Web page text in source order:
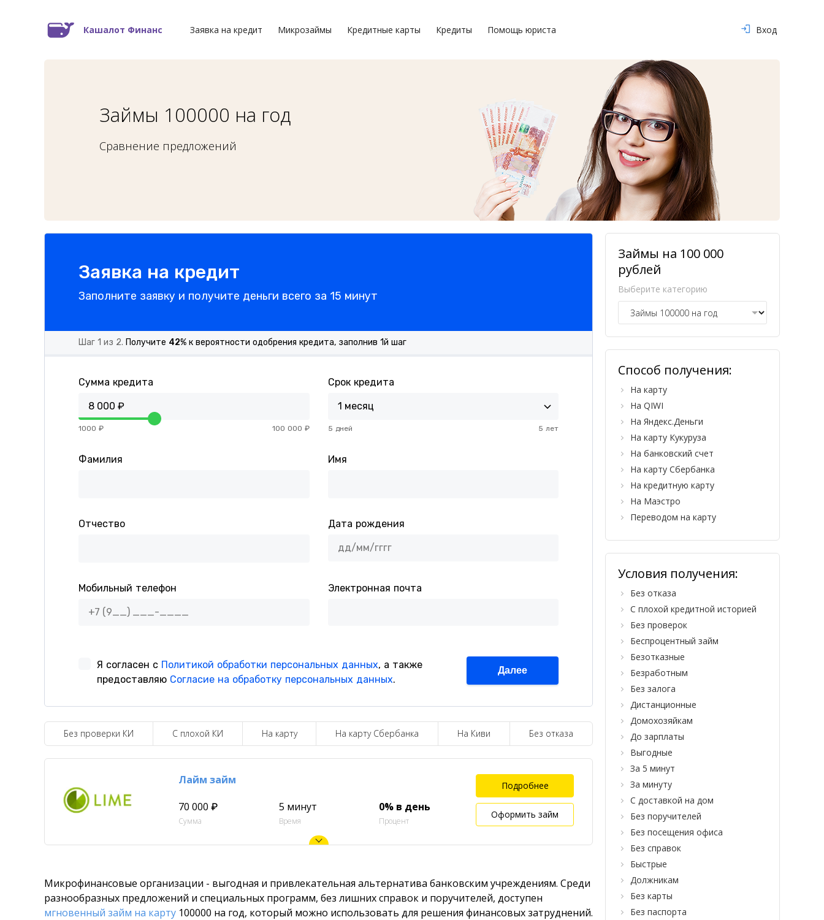
Кашалот Финанс Заявка на кредит Микрозаймы Кредитные карты Кредиты Помощь юриста Вход
Займы 100000 на год
Сравнение предложений
Без проверки КИ С плохой КИ На карту На карту Сбербанка На Киви Без отказа
Лайм займ
70 000 ₽
Сумма
5 минут
Время
0% в день
Процент
Подробнее
Оформить займ
Микрофинансовые организации - выгодная и привлекательная альтернатива банковским учреждениям. Среди
разнообразных предложений и специальных программ, без лишних справок и поручителей, доступен
мгновенный займ на карту 100000 на год, который можно использовать для решения финансовых затруднений.
Займы на 100 000
рублей
Выберите категорию
Способ получения:
На карту
На QIWI
На Яндекс.Деньги
На карту Кукуруза
На банковский счет
На карту Сбербанка
На кредитную карту
На Маэстро
Переводом на карту
Условия получения:
Без отказа
С плохой кредитной историей
Без проверок
Беспроцентный займ
Безотказные
Безработным
Без залога
Дистанционные
Домохозяйкам
До зарплаты
Выгодные
За 5 минут
За минуту
С доставкой на дом
Без поручителей
Без посещения офиса
Без справок
Быстрые
Должникам
Без карты
Без паспорта